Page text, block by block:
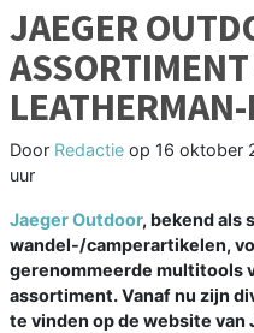
JAEGER
Door Redactie op 16 oktober
uur
Jaeger Outdoor, bekend als
wandel-/camperartikelen,
gerenommeerde multitools
assortiment. Vanaf nu zijn
te vinden op de website van